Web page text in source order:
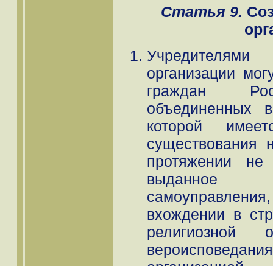
Статья 9.
организации
граждан
объединенных
которой
существования
протяжении
выданное
вхождении в
религиозной